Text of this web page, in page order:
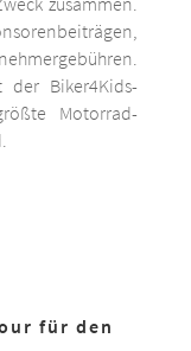
der Biker4Kids-
Motorrad-
für den